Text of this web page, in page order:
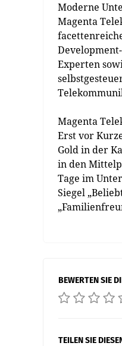
Moderne
Magenta
Experten
Magenta
Erst vor
Gold in der
in den
Tage im
Siegel
BEWERTEN SIE
TEILEN SIE